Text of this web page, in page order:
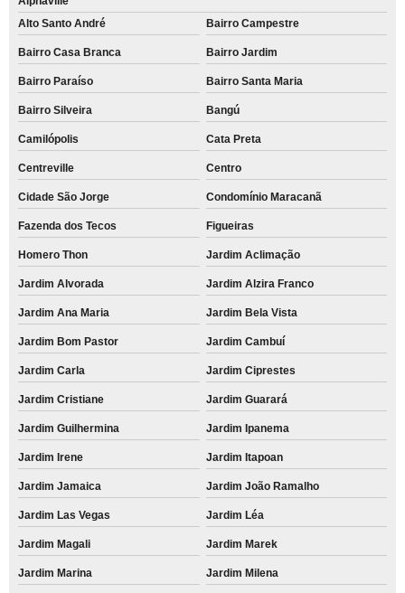
Alto Santo André
Bairro Campestre
Bairro Casa Branca Bairro Jardim
Bairro Paraíso Bairro Santa Maria
Bairro Silveira Bangú
Camilópolis Cata Preta
Centreville Centro
Cidade São Jorge Condomínio Maracanã
Fazenda dos Tecos Figueiras
Homero Thon Jardim Aclimação
Jardim Alvorada Jardim Alzira Franco
Jardim Ana Maria Jardim Bela Vista
Jardim Bom Pastor Jardim Cambuí
Jardim Carla Jardim Ciprestes
Jardim Cristiane Jardim Guarará
Jardim Guilhermina Jardim Ipanema
Jardim Irene Jardim Itapoan
Jardim Jamaica Jardim João Ramalho
Jardim Las Vegas Jardim Léa
Jardim Magali Jardim Marek
Jardim Marina Jardim Milena